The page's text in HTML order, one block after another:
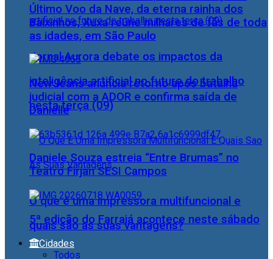
Jornal Aurora debate os impactos da
inteligência artificial no futuro do trabalho
nesta terça (09)
O que é uma impressora multifuncional e
quais são as suas vantagens?
Último Voo da Nave, da eterna rainha dos
Baixinhos, Xuxa reúne milhares de fãs de toda
as idades, em São Paulo
NewJeans anuncia retorno após batalha
judicial com a ADOR e confirma saída de
Danielle
Daniele Souza estreia “Entre Brumas” no
Teatro Firjan SESI Campos
5ª edição do Farraiá acontece neste sábado
Cidades
Todos